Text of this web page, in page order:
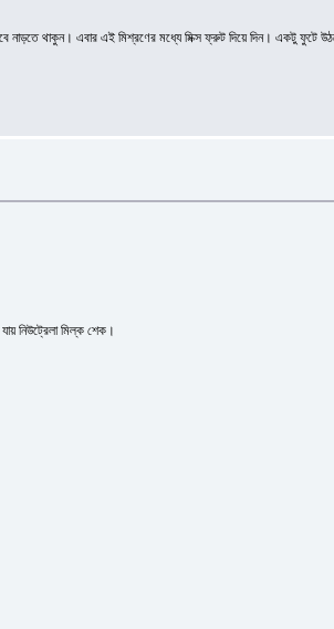
নাড়তে থাকুন। এবার এই মিশ্রণের মধ্যে মিক্স ফ্রুট দিয়ে দিন। একটু ফুটে
নিউট্রেলা মিল্ক শেক।